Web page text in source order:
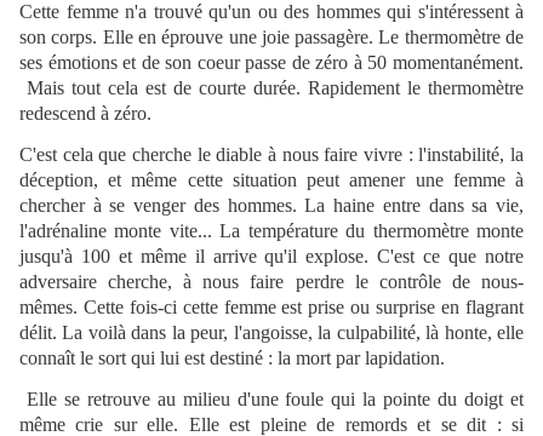
Cette femme n'a trouvé qu'un ou des hommes qui s'intéressent à
son corps. Elle en éprouve une joie passagère. Le thermomètre de
ses émotions et de son coeur passe de zéro à 50 momentanément.
Mais tout cela est de courte durée. Rapidement le thermomètre
redescend à zéro.
C'est cela que cherche le diable à nous faire vivre : l'instabilité, la
déception, et même cette situation peut amener une femme à
chercher à se venger des hommes. La haine entre dans sa vie,
l'adrénaline monte vite... La température du thermomètre monte
jusqu'à 100 et même il arrive qu'il explose. C'est ce que notre
adversaire cherche, à nous faire perdre le contrôle de nous-
mêmes. Cette fois-ci cette femme est prise ou surprise en flagrant
délit. La voilà dans la peur, l'angoisse, la culpabilité, là honte, elle
connaît le sort qui lui est destiné : la mort par lapidation.
Elle se retrouve au milieu d'une foule qui la pointe du doigt et
même crie sur elle. Elle est pleine de remords et se dit : si